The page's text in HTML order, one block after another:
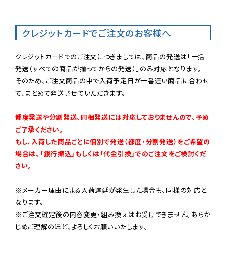
クレジットカードでご注文のお客様へ
クレジットカードでのご注文につきましては、商品の発送は「一括
発送（すべての商品が揃ってからの発送）」のみ対応となります。
そのため、ご注文商品の中で入荷予定日が一番遅い商品に合わせ
て、まとめて発送させていただきます。
都度発送や分割発送、同梱発送には対応しておりませんので、予め
ご了承ください。
もし、入荷した商品ごとに個別で発送（都度・分割発送）をご希望の
場合は、「銀行振込」もしくは「代金引換」でのご注文をご検討くだ
さい。
※メーカー理由による入荷遅延が発生した場合も、同様の対応と
なります。
※ご注文確定後の内容変更・組み換えはお受けできません。あらか
じめご理解のほど、よろしくお願いいたします。